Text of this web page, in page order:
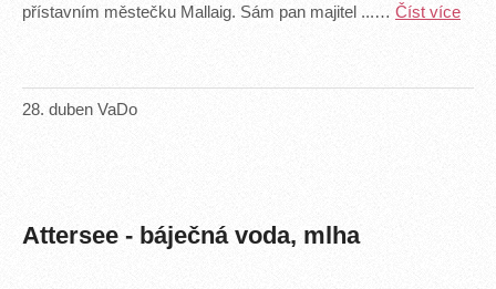
28. duben VaDo
přístavním městečku Mallaig. Sám pan majitel ...… Číst více
Attersee - báječná voda, mlha